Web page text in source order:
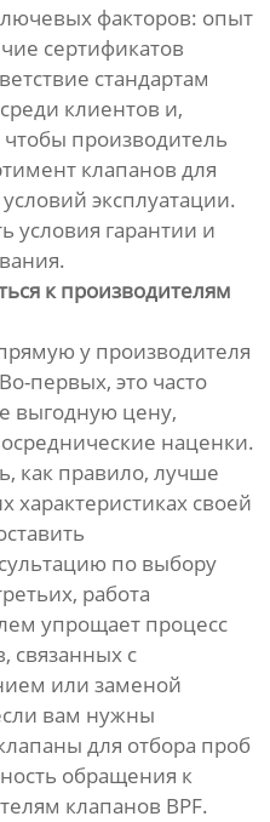
факторов: опыт
сертификатов
стандартам
клиентов и,
производитель
клапанов для
эксплуатации.
условия гарантии и
к производителям
у производителя
первых, это часто
выгодную цену,
наценки.
как правило, лучше
характеристиках своей
по выбору
работа
упрощает процесс
связанных с
или заменой
вам нужны
для отбора проб
обращения к
клапанов BPF.